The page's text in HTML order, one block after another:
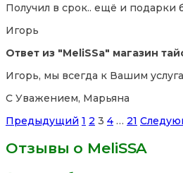
out
5
Получил в срок.. ещё и подарки
Игорь
Ответ из "MeliSSa" магазин
Игорь, мы всегда к Вашим
С Уважением, Марьяна
Site
Reviews
навигация
Предыдущий Страница
1 Страница
2 Страница
3 Страница
4 … Страница
21
Отзывы о MeliSSA